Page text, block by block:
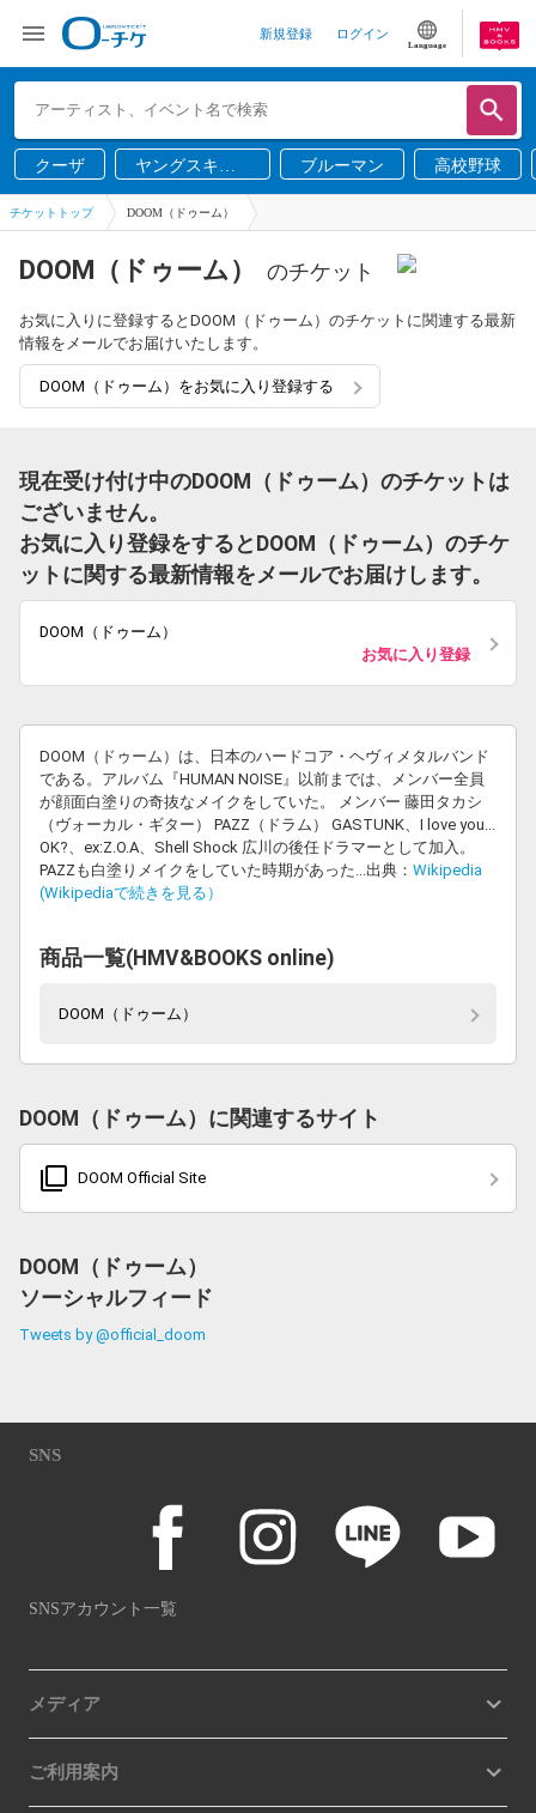
新規登録 ログイン
Language
クーザ
ヤングスキニ
ー
ブルーマン 高校野球
チケットトップ DOOM（ドゥーム）
DOOM（ドゥーム） のチケット
お気に入りに登録するとDOOM（ドゥーム）のチケットに関連する最新
情報をメールでお届けいたします。
DOOM（ドゥーム）をお気に入り登録する
現在受け付け中のDOOM（ドゥーム）のチケットは
ございません。
お気に入り登録をするとDOOM（ドゥーム）のチケ
ットに関する最新情報をメールでお届けします。
DOOM（ドゥーム）
お気に入り登録
DOOM（ドゥーム）は、日本のハードコア・ヘヴィメタルバンド
である。アルバム『HUMAN NOISE』以前までは、メンバー全員
が顔面白塗りの奇抜なメイクをしていた。 メンバー 藤田タカシ
（ヴォーカル・ギター） PAZZ（ドラム） GASTUNK、I love you...
OK?、ex:Z.O.A、Shell Shock 広川の後任ドラマーとして加入。
PAZZも白塗りメイクをしていた時期があった...出典： Wikipedia
(Wikipediaで続きを見る）
商品一覧(HMV&BOOKS online)
DOOM（ドゥーム）
DOOM（ドゥーム）に関連するサイト
filter_none DOOM Official Site
DOOM（ドゥーム）
ソーシャルフィード
Tweets by @official_doom
SNS
SNSアカウント一覧
メディア
ご利用案内